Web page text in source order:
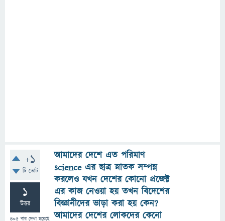
+1
টি ভোট
1
উত্তর
405 বার দেখা হয়েছে
আমাদের দেশে এত পরিমাণ
science এর ছাত্র স্নাতক সম্পন্ন
করলেও যখন দেশের কোনো প্রজেক্ট
এর কাজ নেওয়া হয় তখন বিদেশের
বিজ্ঞানীদের ভাড়া করা হয় কেন?
আমাদের দেশের লোকদের কেনো